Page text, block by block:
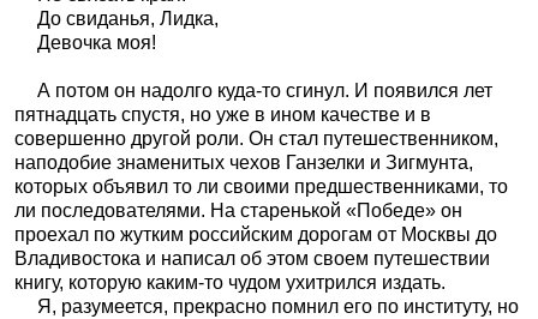
До свиданья, Лидка,
Девочка моя!
А потом он надолго куда-то сгинул. И появился лет
пятнадцать спустя, но уже в ином качестве и в
совершенно другой роли. Он стал путешественником,
наподобие знаменитых чехов Ганзелки и Зигмунта,
которых объявил то ли своими предшественниками, то
ли последователями. На старенькой «Победе» он
проехал по жутким российским дорогам от Москвы до
Владивостока и написал об этом своем путешествии
книгу, которую каким-то чудом ухитрился издать.
Я, разумеется, прекрасно помнил его по институту, но